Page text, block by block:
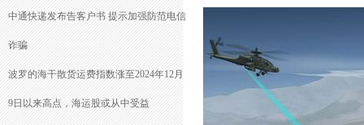
中通快递发布告客户书 提示加强防范电信
诈骗
波罗的海干散货运费指数涨至2024年12月
9日以来高点，海运股或从中受益